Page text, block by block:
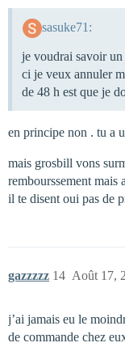
sasuke71:
je voudrai savoir
ci je veux annuler
de 48 h est que je
en principe non . tu a
mais grosbill vons
rembourssement
il te disent oui pas de
gazzzzz Août 17,
14
j’ai jamais eu le
de commande chez